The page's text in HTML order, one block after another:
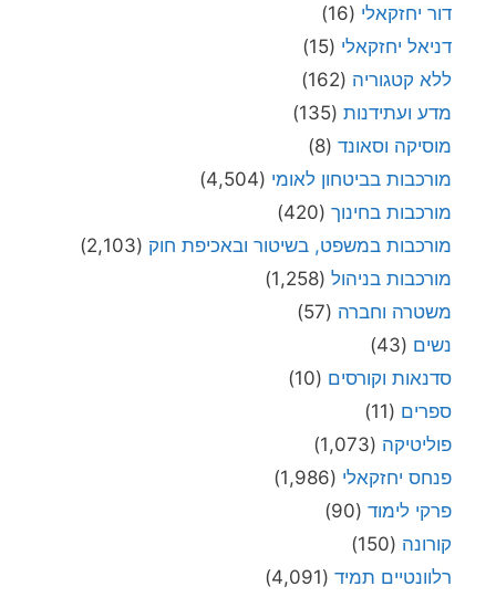
דור יחזקאלי (16)
דניאל יחזקאלי (15)
ללא קטגוריה (162)
מדע ועתידנות (135)
מוסיקה וסאונד (8)
מורכבות בביטחון לאומי (4,504)
מורכבות בחינוך (420)
מורכבות במשפט, בשיטור ובאכיפת חוק (2,103)
מורכבות בניהול (1,258)
משטרה וחברה (57)
נשים (43)
סדנאות וקורסים (10)
ספרים (11)
פוליטיקה (1,073)
פנחס יחזקאלי (1,986)
פרקי לימוד (90)
קורונה (150)
רלוונטיים תמיד (4,091)